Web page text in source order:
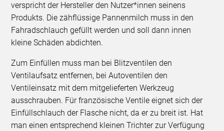
verspricht der Hersteller den Nutzer*innen seinens
Produkts. Die zähflüssige Pannenmilch muss in den
Fahradschlauch gefüllt werden und soll dann innen
kleine Schäden abdichten.
Zum Einfüllen muss man bei Blitzventilen den
Ventilaufsatz entfernen, bei Autoventilen den
Ventileinsatz mit dem mitgelieferten Werkzeug
ausschrauben. Für französische Ventile eignet sich der
Einfüllschlauch der Flasche nicht, da er zu breit ist. Hat
man einen entsprechend kleinen Trichter zur Verfügung